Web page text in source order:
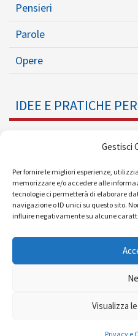
Gestisci
Per fornire le migliori esperienze,
memorizzare e/o accedere alle
tecnologie ci permetterà di elaborare
navigazione o ID unici su questo sito.
influire negativamente su alcune
Visualizza
Privacy e
Pensieri
Parole
Opere
IDEE E PRATICHE
Formazione Politica
Eventi